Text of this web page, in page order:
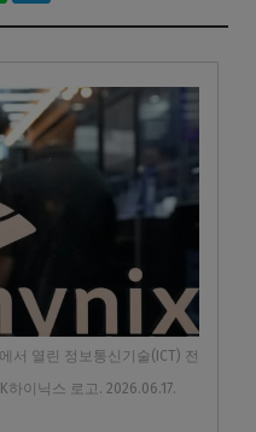
서 열린 정보통신기술(ICT) 전
하이닉스 로고. 2026.06.17.